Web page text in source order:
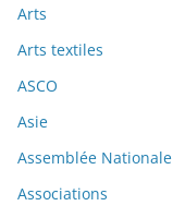
Arts
Arts textiles
ASCO
Asie
Assemblée Nationale
Associations